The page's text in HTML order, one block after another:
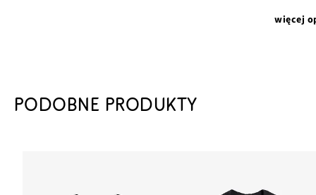
więcej
PODOBNE PRODUKTY